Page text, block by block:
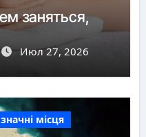
заняться,
Июл 27, 2026
місця